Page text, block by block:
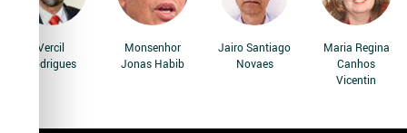
Vercil
Rodrigues
Monsenhor
Jonas Habib
Jairo Santiago
Novaes
Maria Regina
Canhos
Vicentin